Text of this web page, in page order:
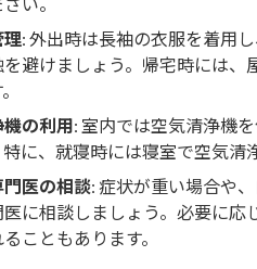
理: 外出時は長袖の衣服を着用
避けましょう。帰宅時には、
の利用: 室内では空気清浄機
特に、就寝時には寝室で空気清
医の相談: 症状が重い場合や
医に相談しましょう。必要に
こともあります。